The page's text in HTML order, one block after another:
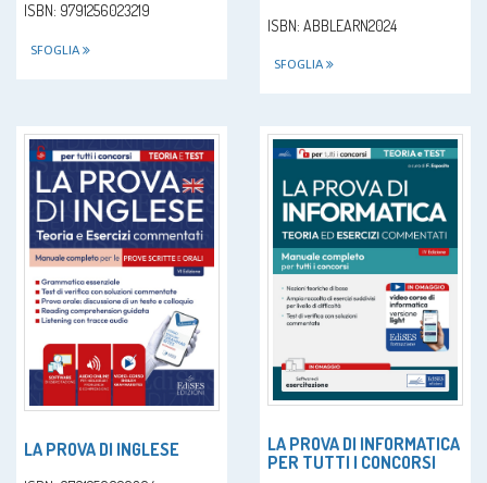
ISBN: 9791256023219
SFOGLIA
ISBN: ABBLEARN2024
SFOGLIA
LA PROVA DI INGLESE
LA PROVA DI INFORMATICA
PER TUTTI I CONCORSI